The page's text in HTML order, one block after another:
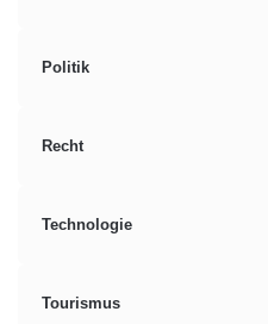
Politik
Recht
Technologie
Tourismus